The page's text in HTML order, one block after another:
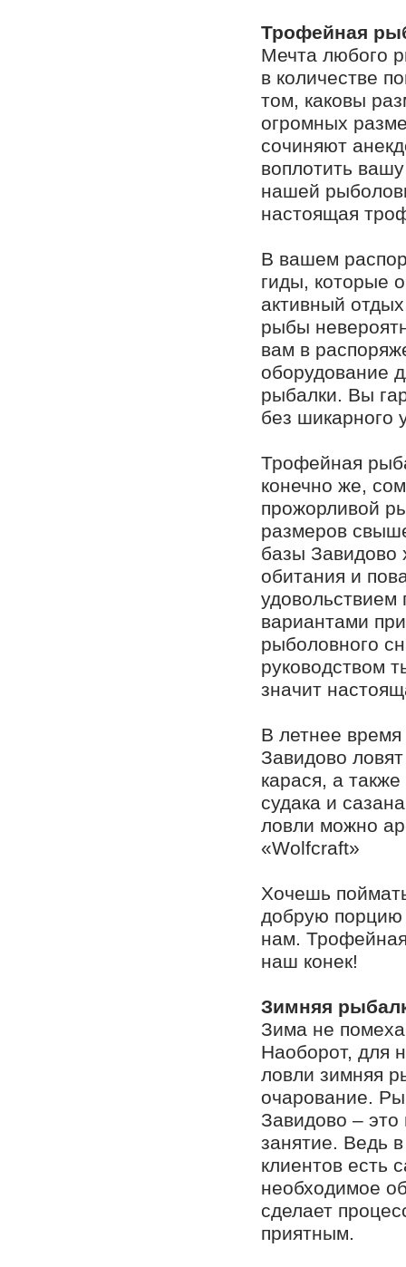
Трофейная
Мечта любого
в количестве
том, каковы
огромных
сочиняют
воплотить
нашей
настоящая
В вашем
гиды, которые
активный
рыбы
вам в
оборудование
рыбалки. Вы
без шикарного
Трофейная
конечно же,
прожорливой
размеров
базы Завидово
обитания и
удовольствием
вариантами
рыболовного
руководством
значит
В летнее
Завидово
карася, а
судака и
ловли можно
«Wolfсraft»
Хочешь
добрую
нам.
наш конек!
Зимняя
Зима не
Наоборот, для
ловли зимняя
очарование.
Завидово – это
занятие. Ведь
клиентов есть
необходимое
сделает
приятным.